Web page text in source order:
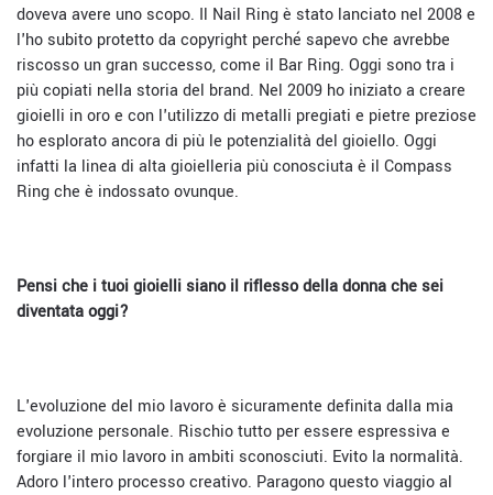
doveva avere uno scopo. Il Nail Ring è stato lanciato nel 2008 e
l'ho subito protetto da copyright perché sapevo che avrebbe
riscosso un gran successo, come il Bar Ring. Oggi sono tra i
più copiati nella storia del brand. Nel 2009 ho iniziato a creare
gioielli in oro e con l'utilizzo di metalli pregiati e pietre preziose
ho esplorato ancora di più le potenzialità del gioiello. Oggi
infatti la linea di alta gioielleria più conosciuta è il Compass
Ring che è indossato ovunque.
Pensi che i tuoi gioielli siano il riflesso della donna che sei
diventata oggi?
L'evoluzione del mio lavoro è sicuramente definita dalla mia
evoluzione personale. Rischio tutto per essere espressiva e
forgiare il mio lavoro in ambiti sconosciuti. Evito la normalità.
Adoro l'intero processo creativo. Paragono questo viaggio al